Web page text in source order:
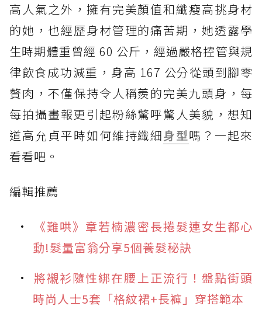
高人氣之外，擁有完美顏值和纖瘦高挑身材
的她，也經歷身材管理的痛苦期，她透露學
生時期體重曾經 60 公斤，經過嚴格控管與規
律飲食成功減重，身高 167 公分從頭到腳零
贅肉，不僅保持令人稱羨的完美九頭身，每
每拍攝畫報更引起粉絲驚呼驚人美貌，想知
道高允貞平時如何維持纖細身型嗎？一起來
看看吧。
編輯推薦
《難哄》章若楠濃密長捲髮連女生都心
動!髮量富翁分享5個養髮秘訣
將襯衫隨性綁在腰上正流行！盤點街頭
時尚人士5套「格紋裙+長褲」穿搭範本